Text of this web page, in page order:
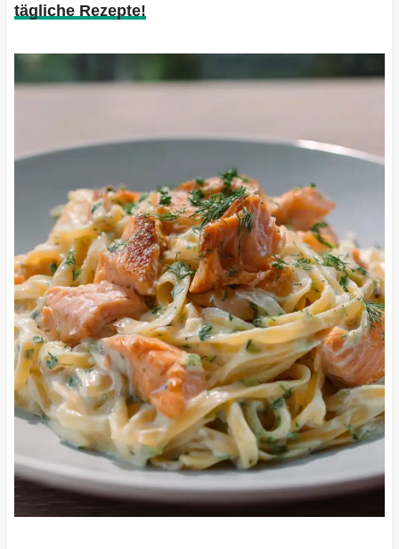
tägliche Rezepte!